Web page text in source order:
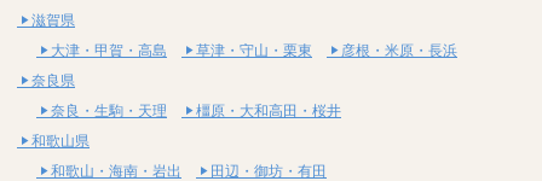
滋賀県
大津・甲賀・高島
草津・守山・栗東
彦根・米原・長浜
奈良県
奈良・生駒・天理
橿原・大和高田・桜井
和歌山県
和歌山・海南・岩出
田辺・御坊・有田